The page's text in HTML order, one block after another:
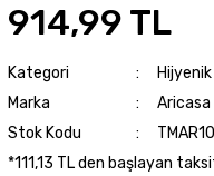
914,99 TL
Kategori
Marka
Aricasa
Stok Kodu
*111,13 TL den başlayan